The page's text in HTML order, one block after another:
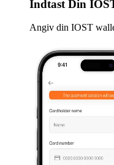
Indtast Din
Angiv din IOST